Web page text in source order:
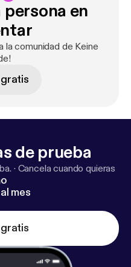
en
la comunidad de Keine
de prueba
· Cancela cuando quieras
mes